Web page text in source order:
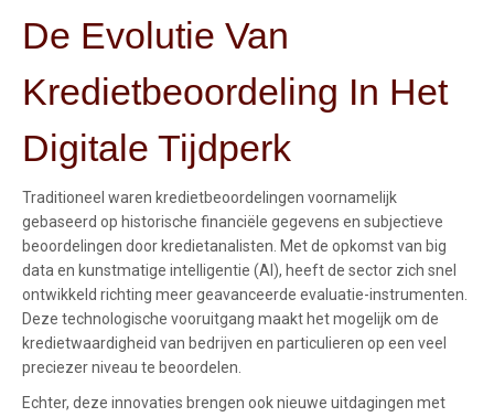
De Evolutie Van
Kredietbeoordeling In Het
Digitale Tijdperk
Traditioneel waren kredietbeoordelingen voornamelijk
gebaseerd op historische financiële gegevens en subjectieve
beoordelingen door kredietanalisten. Met de opkomst van big
data en kunstmatige intelligentie (AI), heeft de sector zich snel
ontwikkeld richting meer geavanceerde evaluatie-instrumenten.
Deze technologische vooruitgang maakt het mogelijk om de
kredietwaardigheid van bedrijven en particulieren op een veel
preciezer niveau te beoordelen.
Echter, deze innovaties brengen ook nieuwe uitdagingen met